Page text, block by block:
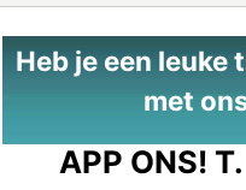
Heb je een leuke
met
APP ONS! T.